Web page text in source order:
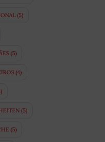
(5)
(5)
(4)
(5)
(5)